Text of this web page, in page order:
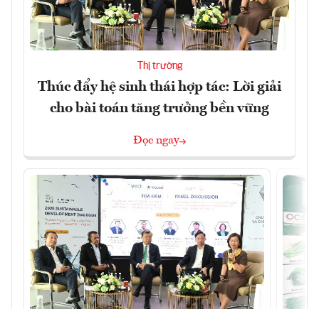
Thị trường
Thúc đẩy hệ sinh thái hợp tác: Lời giải
cho bài toán tăng trưởng bền vững
Đọc ngay